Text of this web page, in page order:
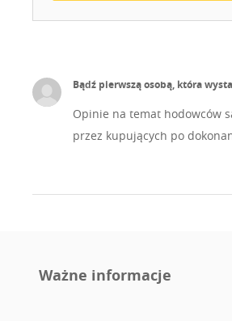
Bądź pierwszą osobą, która
Opinie na temat hodowców
przez kupujących po
Ważne informacje